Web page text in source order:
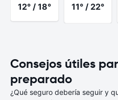
12° / 18° 11° / 22°
Consejos útiles
preparado
¿Qué seguro debería seguir y